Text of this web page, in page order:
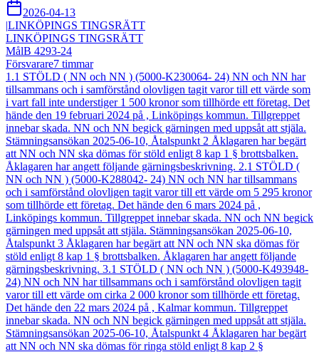
2026-04-13
|LINKÖPINGS TINGSRÄTT
LINKÖPINGS TINGSRÄTT
MålB 4293-24
Försvarare7 timmar
1.1 STÖLD ( NN och NN ) (5000-K230064- 24) NN och NN har
tillsammans och i samförstånd olovligen tagit varor till ett värde som
i vart fall inte understiger 1 500 kronor som tillhörde ett företag. Det
hände den 19 februari 2024 på , Linköpings kommun. Tillgreppet
innebar skada. NN och NN begick gärningen med uppsåt att stjäla.
Stämningsansökan 2025-06-10, Åtalspunkt 2 Åklagaren har begärt
att NN och NN ska dömas för stöld enligt 8 kap 1 § brottsbalken.
Åklagaren har angett följande gärningsbeskrivning. 2.1 STÖLD (
NN och NN ) (5000-K288042- 24) NN och NN har tillsammans
och i samförstånd olovligen tagit varor till ett värde om 5 295 kronor
som tillhörde ett företag. Det hände den 6 mars 2024 på ,
Linköpings kommun. Tillgreppet innebar skada. NN och NN begick
gärningen med uppsåt att stjäla. Stämningsansökan 2025-06-10,
Åtalspunkt 3 Åklagaren har begärt att NN och NN ska dömas för
stöld enligt 8 kap 1 § brottsbalken. Åklagaren har angett följande
gärningsbeskrivning. 3.1 STÖLD ( NN och NN ) (5000-K493948-
24) NN och NN har tillsammans och i samförstånd olovligen tagit
varor till ett värde om cirka 2 000 kronor som tillhörde ett företag.
Det hände den 22 mars 2024 på , Kalmar kommun. Tillgreppet
innebar skada. NN och NN begick gärningen med uppsåt att stjäla.
Stämningsansökan 2025-06-10, Åtalspunkt 4 Åklagaren har begärt
att NN och NN ska dömas för ringa stöld enligt 8 kap 2 §